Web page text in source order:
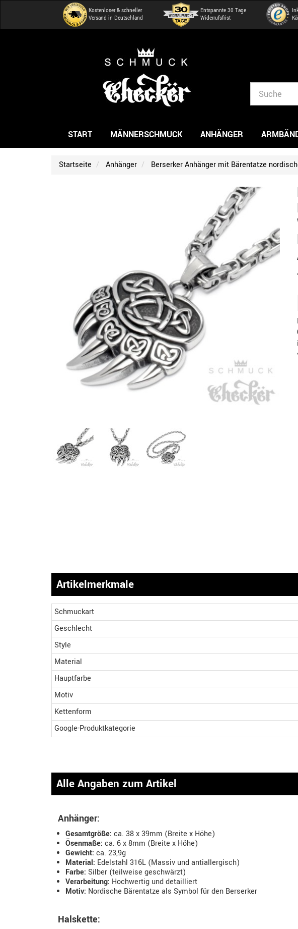
Kostenloser & schneller
Versand in Deutschland
Entspannte 30 Tage
Widerrufsfrist
START MÄNNERSCHMUCK ANHÄNGER
Startseite Anhänger Berserker Anhänger mit Bärentatze
Artikelmerkmale
Schmuckart
Geschlecht
Style
Material
Hauptfarbe
Motiv
Kettenform
Google-Produktkategorie
Alle Angaben zum Artikel
Anhänger:
Gesamtgröße: ca. 38 x 39mm (Breite x Höhe)
Ösenmaße: ca. 6 x 8mm (Breite x Höhe)
Gewicht: ca. 23,9g
Material: Edelstahl 316L (Massiv und antiallergisch)
Farbe: Silber (teilweise geschwärzt)
Verarbeitung: Hochwertig und detailliert
Motiv: Nordische Bärentatze als Symbol für den Berserker
Halskette: